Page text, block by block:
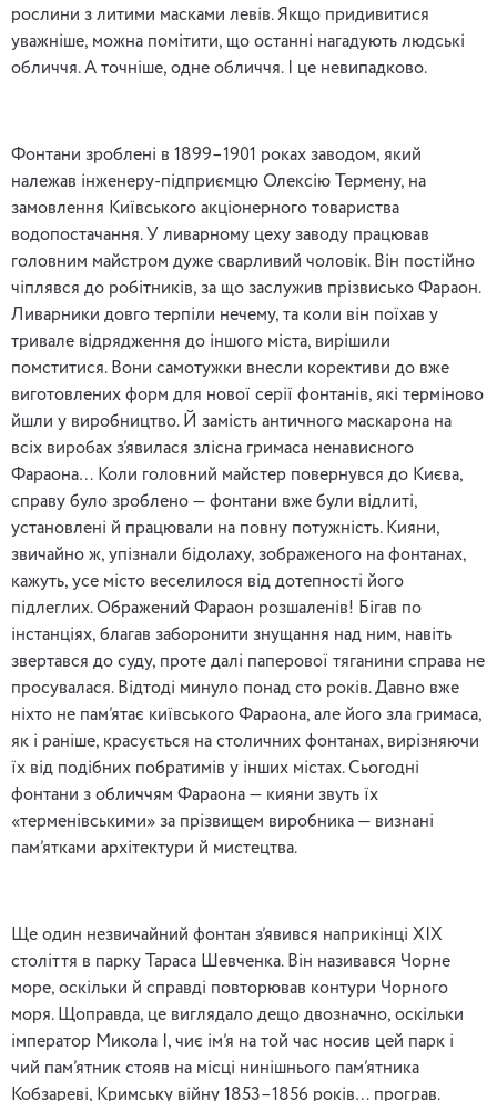
рослини з литими масками левів. Якщо придивитися
уважніше, можна помітити, що останні нагадують людські
обличчя. А точніше, одне обличчя. І це невипадково.
Фонтани зроблені в 1899–1901 роках заводом, який
належав інженеру-підприємцю Олексію Термену, на
замовлення Київського акціонерного товариства
водопостачання. У ливарному цеху заводу працював
головним майстром дуже сварливий чоловік. Він постійно
чіплявся до робітників, за що заслужив прізвисько Фараон.
Ливарники довго терпіли нечему, та коли він поїхав у
тривале відрядження до іншого міста, вирішили
помститися. Вони самотужки внесли корективи до вже
виготовлених форм для нової серії фонтанів, які терміново
йшли у виробництво. Й замість античного маскарона на
всіх виробах з’явилася злісна гримаса ненависного
Фараона… Коли головний майстер повернувся до Києва,
справу було зроблено — фонтани вже були відлиті,
установлені й працювали на повну потужність. Кияни,
звичайно ж, упізнали бідолаху, зображеного на фонтанах,
кажуть, усе місто веселилося від дотепності його
підлеглих. Ображений Фараон розшаленів! Бігав по
інстанціях, благав заборонити знущання над ним, навіть
звертався до суду, проте далі паперової тяганини справа не
просувалася. Відтоді минуло понад сто років. Давно вже
ніхто не пам’ятає київського Фараона, але його зла гримаса,
як і раніше, красується на столичних фонтанах, вирізняючи
їх від подібних побратимів у інших містах. Сьогодні
фонтани з обличчям Фараона — кияни звуть їх
«терменівськими» за прізвищем виробника — визнані
пам’ятками архітектури й мистецтва.
Ще один незвичайний фонтан з’явився наприкінці ХІХ
століття в парку Тараса Шевченка. Він називався Чорне
море, оскільки й справді повторював контури Чорного
моря. Щоправда, це виглядало дещо двозначно, оскільки
імператор Микола І, чиє ім’я на той час носив цей парк і
чий пам’ятник стояв на місці нинішнього пам’ятника
Кобзареві, Кримську війну 1853–1856 років… програв.